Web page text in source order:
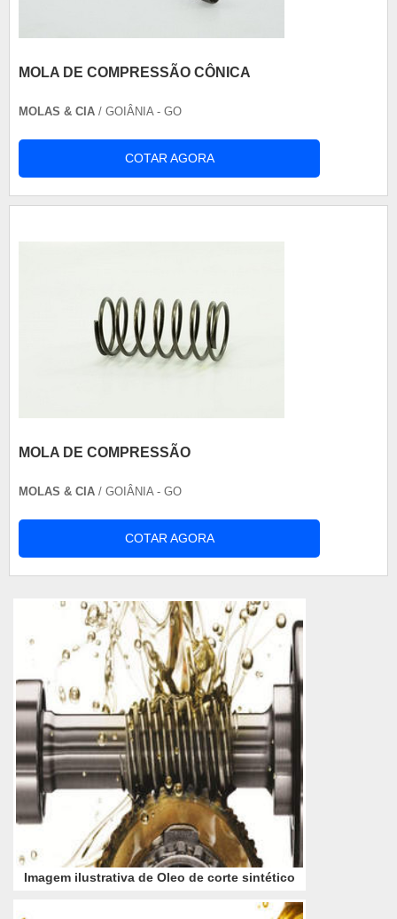
MOLA DE COMPRESSÃO CÔNICA
MOLAS & CIA / GOIÂNIA - GO
COTAR AGORA
MOLA DE COMPRESSÃO
MOLAS & CIA / GOIÂNIA - GO
COTAR AGORA
Imagem ilustrativa de Oleo de corte sintético